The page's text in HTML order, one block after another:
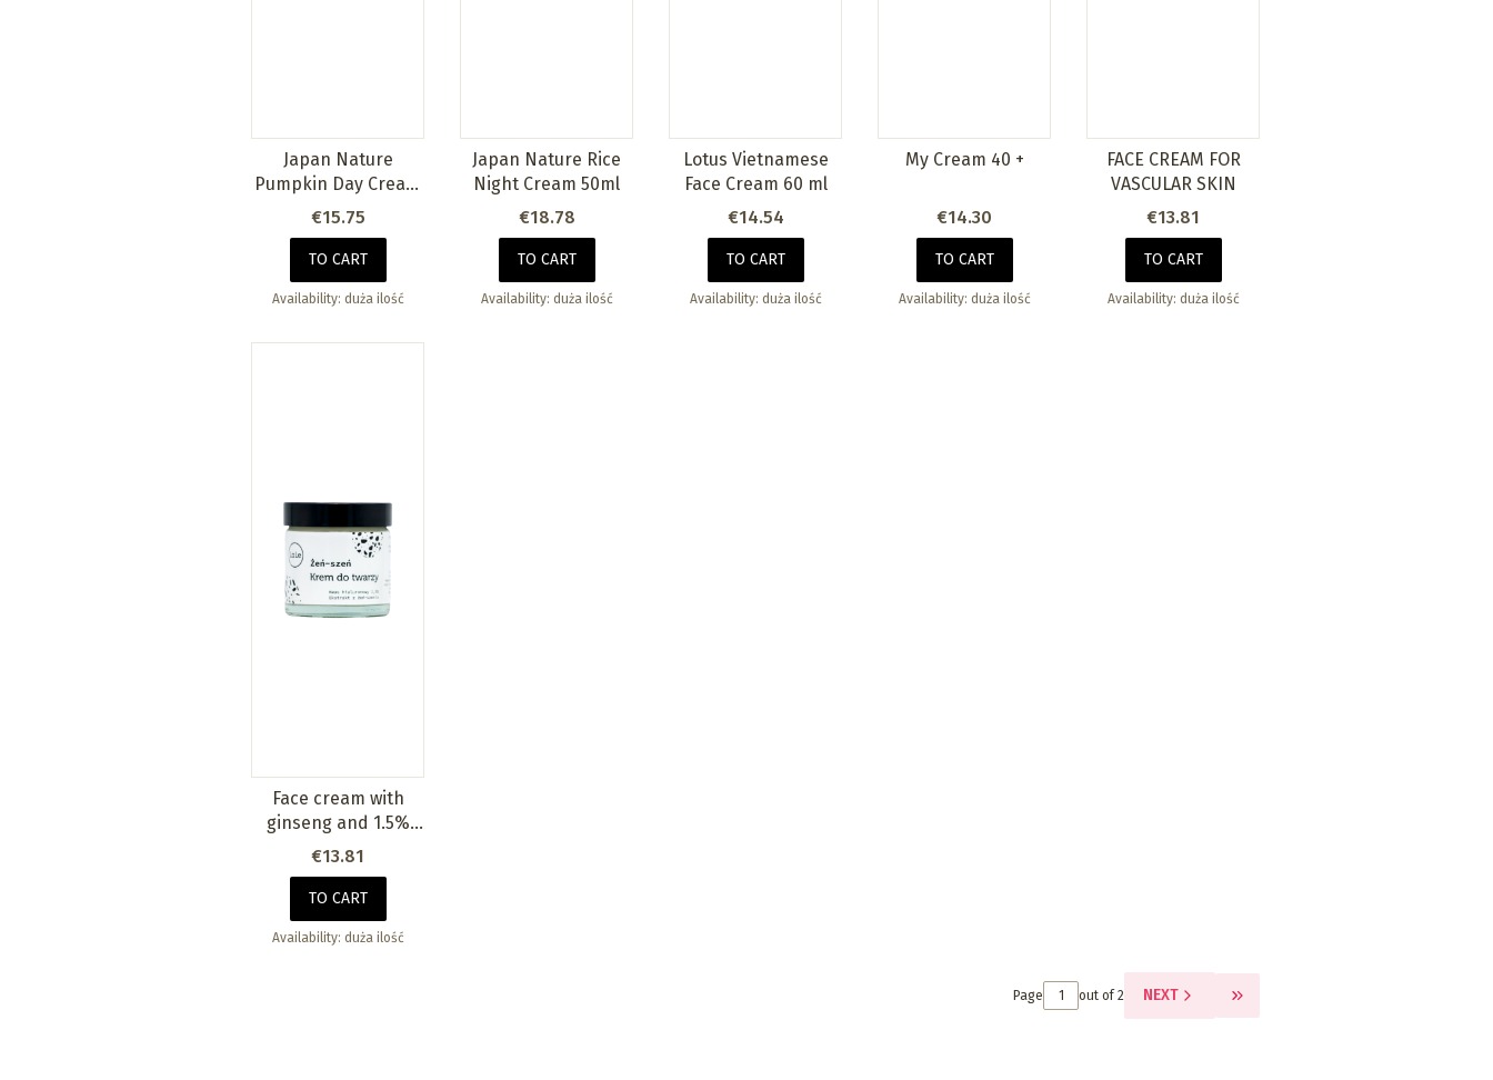
Japan Nature
Pumpkin Day Cream
50ml
Price
€15.75
TO CART
Availability: duża ilość
Japan Nature Rice
Night Cream 50ml
Price
€18.78
TO CART
Availability: duża ilość
Lotus Vietnamese
Face Cream 60 ml
Price
€14.54
TO CART
Availability: duża ilość
My Cream 40 +
Price
€14.30
TO CART
Availability: duża ilość
FACE CREAM FOR
VASCULAR SKIN
Price
€13.81
TO CART
Availability: duża ilość
Face cream with
ginseng and 1.5%
hyaluronic acid
Price
€13.81
TO CART
Availability: duża ilość
Page out of 2 NEXT